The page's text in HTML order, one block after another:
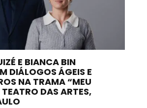
E BIANCA BIN
DIÁLOGOS ÁGEIS E
NA TRAMA “MEU
DAS ARTES,